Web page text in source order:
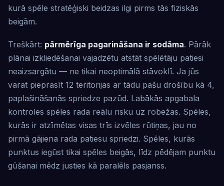
kurā spēle stratēģiski beidzas ilgi pirms tās fiziskās
beigām.
Treškārt: pārmērīga pagarināšana ir sodāma. Pārāk
plānai izkliedēšanai vajadzētu atstāt spēlētāju patiesi
neaizsargātu — ne tikai neoptimālā stāvoklī. Ja jūs
varat pieprasīt 12 teritorijas ar tādu pašu drošību kā 4,
paplašināšanās spriedze pazūd. Labākās apgabala
kontroles spēles rada reālu risku uz robežas. Spēles,
kurās ir atzīmētas visas trīs izvēles rūtiņas, jau no
pirmā gājiena rada patiesu spriedzi. Spēles, kurās
punktus iegūst tikai spēles beigās, līdz pēdējam punktu
gūšanai mēdz justies kā paralēls pasjanss.